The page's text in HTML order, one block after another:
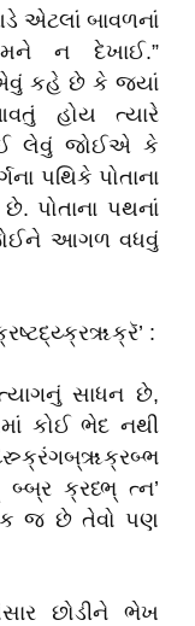
એટલાં બાવળનાં
ન દેખાઈ.”
એવું કહે છે કે જ્યાં
હોય ત્યારે
લેવું જોઈએ કે
પથિકે પોતાના
પોતાના પથનાં
આગળ વધવું
:
સાધન છે,
કોઈ ભેદ નથી
બ્બ્ર ક્રધ્ભ્ ત્ન’
જ છે તેવો પણ
છોડીને ભેખ